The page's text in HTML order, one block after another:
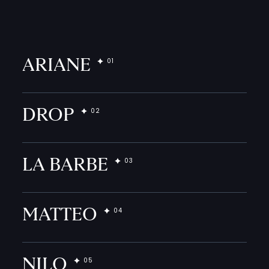
ARIANE
DROP
LA BARBE
MATTEO
NILO